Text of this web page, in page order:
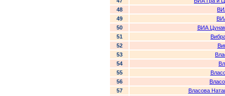
48
49
50
ВИА
51
52
53
54
55
56
57
Власова